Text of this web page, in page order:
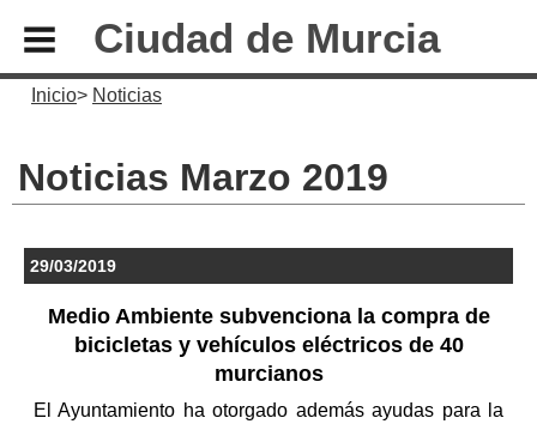
Ciudad de Murcia
Inicio Noticias
Noticias Marzo 2019
29/03/2019
Medio Ambiente subvenciona la compra de
bicicletas y vehículos eléctricos de 40
murcianos
El Ayuntamiento ha otorgado además ayudas para la